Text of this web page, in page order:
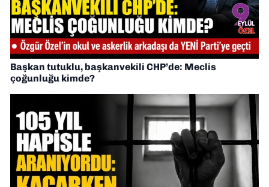
Başkan tutuklu, başkanvekili CHP’de: Meclis
çoğunluğu kimde?